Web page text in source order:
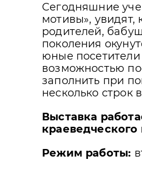
Сегодняшние
мотивы»,
родителей,
поколения
юные посетители
возможностью
заполнить при
несколько строк
Выставка
краеведческого
Режим работы: